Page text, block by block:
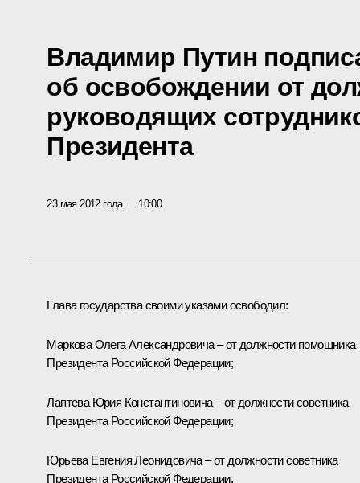
Владимир Путин
об освобождении от
руководящих
Президента
23 мая 2012 года 10:00
Глава государства своими указами освободил:
Маркова Олега Александровича – от должности помощника
Президента Российской Федерации;
Лаптева Юрия Константиновича – от должности советника
Президента Российской Федерации;
Юрьева Евгения Леонидовича – от должности советника
Президента Российской Федерации.